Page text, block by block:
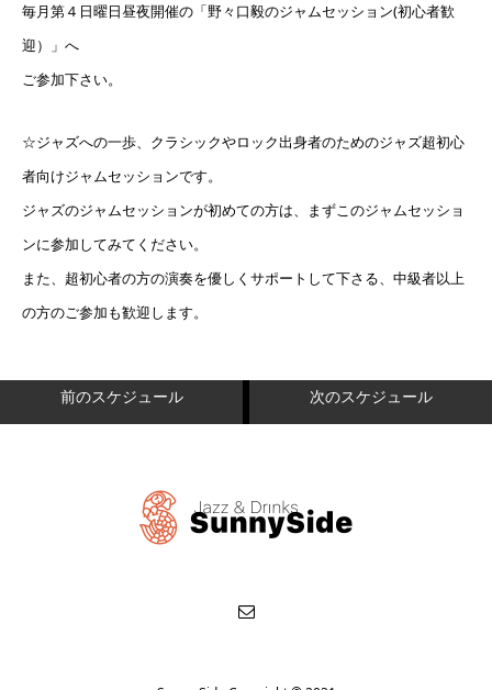
毎月第４日曜日昼夜開催の「野々口毅のジャムセッション(初心者歓
迎）」へ
ご参加下さい。
☆ジャズへの一歩、クラシックやロック出身者のためのジャズ超初心
者向けジャムセッションです。
ジャズのジャムセッションが初めての方は、まずこのジャムセッショ
ンに参加してみてください。
また、超初心者の方の演奏を優しくサポートして下さる、中級者以上
の方のご参加も歓迎します。
前のスケジュール 次のスケジュール